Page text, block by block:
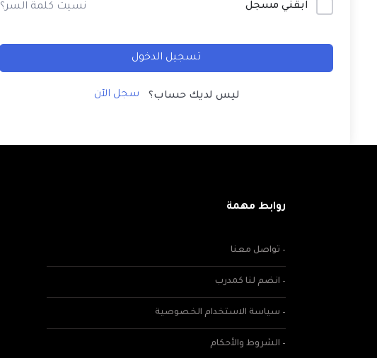
ابقني مسجل نسيت كلمة السر؟
تسجيل الدخول
ليس لديك حساب؟ سجل الآن
روابط مهمة
– تواصل معنا
– انضم لنا كمدرب
– سياسة الاستخدام الخصوصية
– الشروط والأحكام